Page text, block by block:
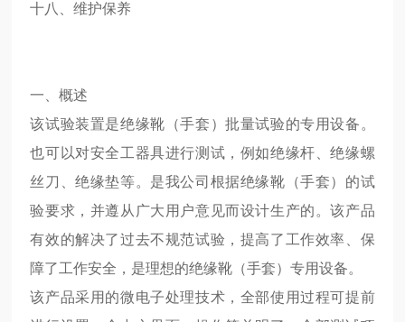
十八、维护保养
一、概述
该试验装置是绝缘靴（手套）批量试验的专用设备。
也可以对安全工器具进行测试，例如绝缘杆、绝缘螺
丝刀、绝缘垫等。是我公司根据绝缘靴（手套）的试
验要求，并遵从广大用户意见而设计生产的。该产品
有效的解决了过去不规范试验，提高了工作效率、保
障了工作安全，是理想的绝缘靴（手套）专用设备。
该产品采用的微电子处理技术，全部使用过程可提前